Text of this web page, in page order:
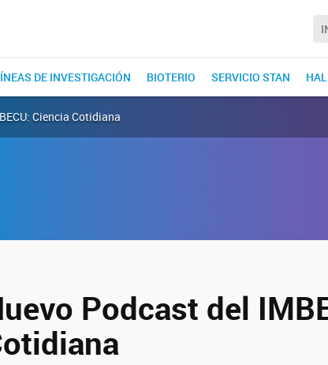
DE INVESTIGACIÓN BIOTERIO SERVICIO STAN
Ciencia Cotidiana
Podcast del